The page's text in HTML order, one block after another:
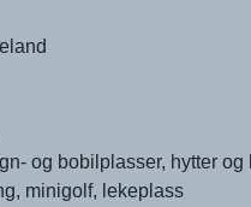
og bobilplasser, hytter og
minigolf, lekeplass